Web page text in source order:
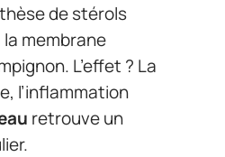
de stérols
membrane
L’effet ? La
l’inflammation
retrouve un